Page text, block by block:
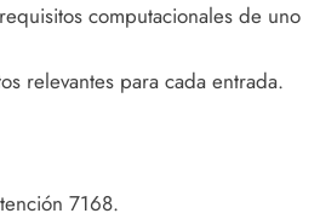
computacionales de uno
relevantes para cada entrada.
7168.